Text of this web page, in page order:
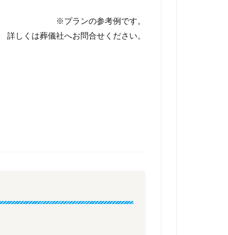
※プランの参考例です。
詳しくは葬儀社へお問合せください。